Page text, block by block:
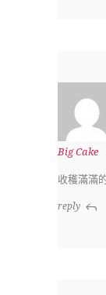
Big Cake
收穫滿滿
reply